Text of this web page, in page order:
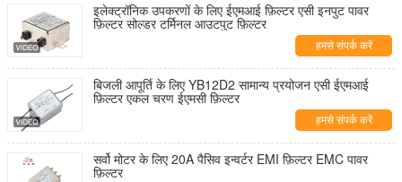
इलेक्ट्रॉनिक उपकरणों के लिए ईएमआई फ़िल्टर एसी इनपुट पावर
फ़िल्टर सोल्डर टर्मिनल आउटपुट फ़िल्टर
हमसे संपर्क करें
बिजली आपूर्ति के लिए YB12D2 सामान्य प्रयोजन एसी ईएमआई
फ़िल्टर एकल चरण ईएमसी फ़िल्टर
हमसे संपर्क करें
सर्वो मोटर के लिए 20A पैसिव इन्वर्टर EMI फ़िल्टर EMC पावर
फ़िल्टर